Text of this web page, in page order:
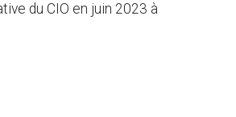
du CIO en juin 2023 à